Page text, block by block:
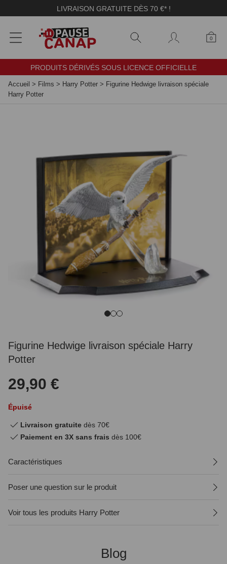
LIVRAISON GRATUITE DÈS 70 €* !
0
PRODUITS DÉRIVÉS SOUS LICENCE OFFICIELLE
Accueil > Films > Harry Potter > Figurine Hedwige livraison spéciale
Harry Potter
Figurine Hedwige livraison spéciale Harry
Potter
29,90 €
Épuisé
Livraison gratuite dès 70€
Paiement en 3X sans frais dès 100€
Caractéristiques
Poser une question sur le produit
Voir tous les produits Harry Potter
Blog
Panneau de gestion des cookies